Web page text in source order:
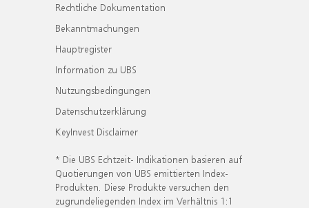
Rechtliche Dokumentation
Bekanntmachungen
Hauptregister
Information zu UBS
Nutzungsbedingungen
Datenschutzerklärung
KeyInvest Disclaimer
* Die UBS Echtzeit- Indikationen basieren auf
Quotierungen von UBS emittierten Index-
Produkten. Diese Produkte versuchen den
zugrundeliegenden Index im Verhältnis 1:1